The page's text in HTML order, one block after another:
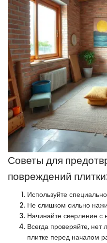
Советы для
повреждений
Используйте
Не слишком сильно
Начинайте сверление с
Всегда проверяйте,
плитке перед началом